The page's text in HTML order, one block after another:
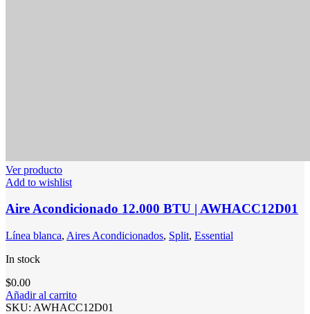
Ver producto
Add to wishlist
Aire Acondicionado 12.000 BTU | AWHACC12D01
Línea blanca, Aires Acondicionados, Split, Essential
In stock
$0.00
Añadir al carrito
SKU: AWHACC12D01